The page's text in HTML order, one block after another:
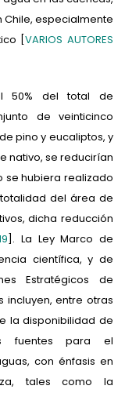
especialmente
[VARIOS AUTORES
50% del total de
de veinticinco
pino y eucaliptos, y
nativo, se reducirían
se hubiera realizado
del área de
dicha reducción
]. La Ley Marco de
científica, y de
Estratégicos de
incluyen, entre otras
la disponibilidad de
fuentes para el
con énfasis en
tales como la